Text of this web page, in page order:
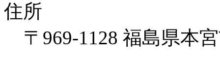
住所
〒969-1128 福島県本